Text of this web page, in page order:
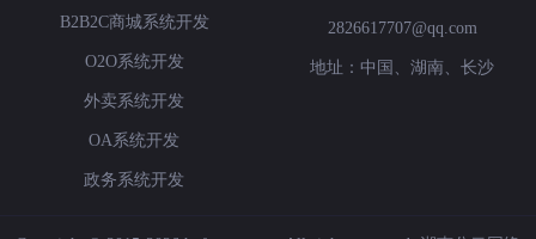
B2B2C商城系统开发
O2O系统开发
外卖系统开发
OA系统开发
政务系统开发
2826617707@qq.com
地址：中国、湖南、长沙